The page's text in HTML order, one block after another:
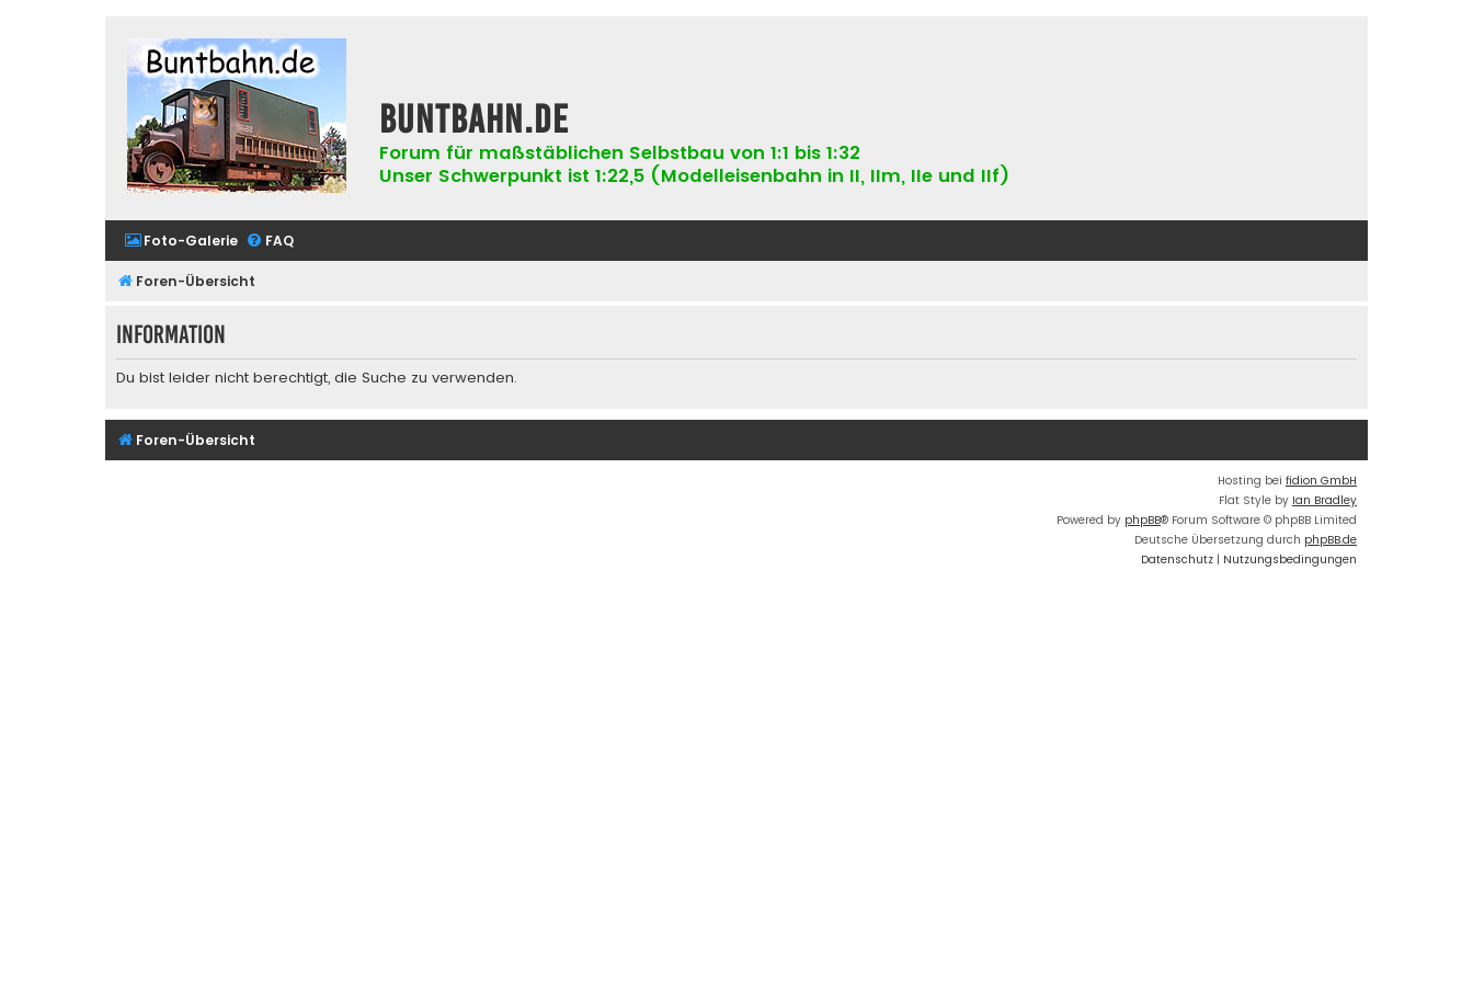
buntbahn.de
Forum für maßstäblichen Selbstbau von 1:1 bis 1:32
Unser Schwerpunkt ist 1:22,5 (Modelleisenbahn in II, IIm, IIe und IIf)
Foto-Galerie FAQ
Foren-Übersicht
Information
Du bist leider nicht berechtigt, die Suche zu verwenden.
Foren-Übersicht
Hosting bei fidion GmbH
Flat Style by Ian Bradley
Powered by phpBB® Forum Software © phpBB Limited
Deutsche Übersetzung durch phpBB.de
Datenschutz | Nutzungsbedingungen